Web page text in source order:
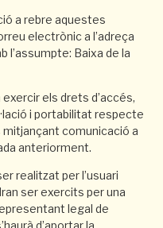
a rebre aquestes
electrònic a l’adreça
l’assumpte: Baixa de la
els drets d’accés,
i portabilitat respecte
comunicació a
anteriorment.
realitzat per l’usuari
ser exercits per una
legal de